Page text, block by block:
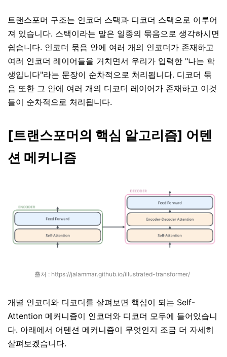
트랜스포머 구조는 인코더 스택과 디코더 스택으로 이루어
져 있습니다. 스택이라는 말은 일종의 묶음으로 생각하시면
쉽습니다. 인코더 묶음 안에 여러 개의 인코더가 존재하고
여러 인코더 레이어들을 거치면서 우리가 입력한 "나는 학
생입니다"라는 문장이 순차적으로 처리됩니다. 디코더 묶
음 또한 그 안에 여러 개의 디코더 레이어가 존재하고 이것
들이 순차적으로 처리됩니다.
[트랜스포머의 핵심 알고리즘] 어텐
션 메커니즘
출처 : https://jalammar.github.io/illustrated-transformer/
개별 인코더와 디코더를 살펴보면 핵심이 되는 Self-
Attention 메커니즘이 인코더와 디코더 모두에 들어있습니
다. 아래에서 어텐션 메커니즘이 무엇인지 조금 더 자세히
살펴보겠습니다.